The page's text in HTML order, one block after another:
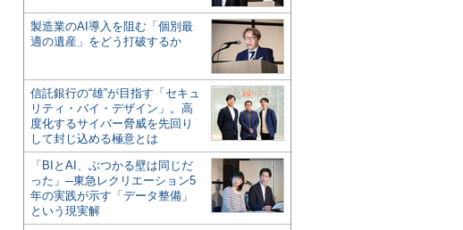
製造業のAI導入を阻む「個別最
適の遺産」をどう打破するか
信託銀行の“雄”が目指す「セキュ
リティ・バイ・デザイン」。高
度化するサイバー脅威を先回り
して封じ込める極意とは
「BIとAI、ぶつかる壁は同じだ
った」─東急レクリエーション5
年の実践が示す「データ整備」
という現実解